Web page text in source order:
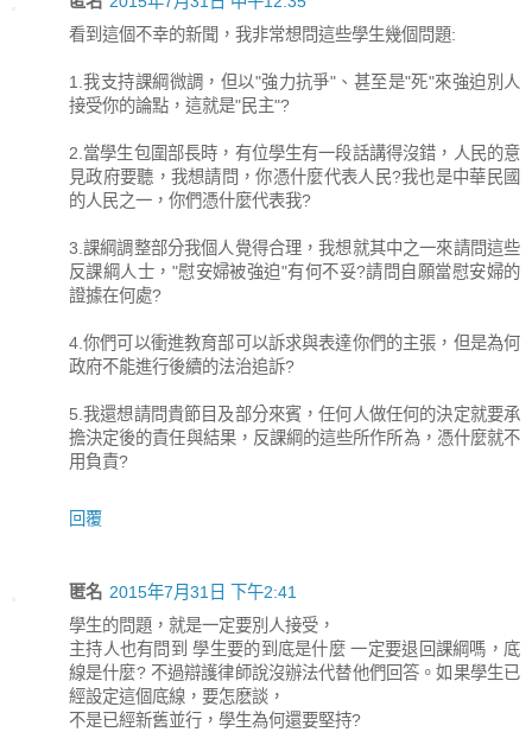
看到這個不幸的新聞，我非常想問這些學生幾個問題:
1.我支持課綱微調，但以"強力抗爭"、甚至是"死"來強迫別人
接受你的論點，這就是"民主"?
2.當學生包圍部長時，有位學生有一段話講得沒錯，人民的意
見政府要聽，我想請問，你憑什麼代表人民?我也是中華民國
的人民之一，你們憑什麼代表我?
3.課綱調整部分我個人覺得合理，我想就其中之一來請問這些
反課綱人士，"慰安婦被強迫"有何不妥?請問自願當慰安婦的
證據在何處?
4.你們可以衝進教育部可以訴求與表達你們的主張，但是為何
政府不能進行後續的法治追訴?
5.我還想請問貴節目及部分來賓，任何人做任何的決定就要承
擔決定後的責任與結果，反課綱的這些所作所為，憑什麼就不
用負責?
回覆
匿名 2015年7月31日 下午2:41
學生的問題，就是一定要別人接受，
主持人也有問到 學生要的到底是什麼 一定要退回課綱嗎，底
線是什麼? 不過辯護律師說沒辦法代替他們回答。如果學生已
經設定這個底線，要怎麽談，
不是已經新舊並行，學生為何還要堅持?